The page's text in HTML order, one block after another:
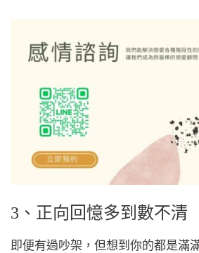
3、正向回憶多到數不清
即便有過吵架，但想到你的都是滿